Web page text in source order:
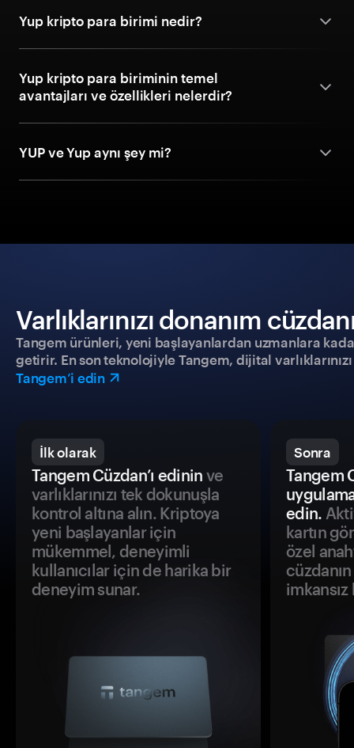
Yup kripto para birimi nedir?
Yup kripto para biriminin temel
avantajları ve özellikleri nelerdir?
YUP ve Yup aynı şey mi?
Varlıklarınızı donanım
Tangem ürünleri, yeni başlayanlardan uzmanlara
getirir. En son teknolojiyle Tangem, dijital
Tangem’i edin
İlk olarak
Tangem Cüzdan’ı edinin ve
varlıklarınızı tek dokunuşla
kontrol altına alın. Kriptoya
yeni başlayanlar için
mükemmel, deneyimli
kullanıcılar için de harika bir
deneyim sunar.
Sonra
Tangem
edin.
kartın
özel